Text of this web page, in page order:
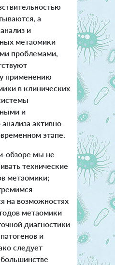
а
и
метаомики
проблемами,
применению
в клинических
и
активно
этапе.
обзоре мы не
технические
метаомики;
на возможностях
метаомики
диагностики
и
следует